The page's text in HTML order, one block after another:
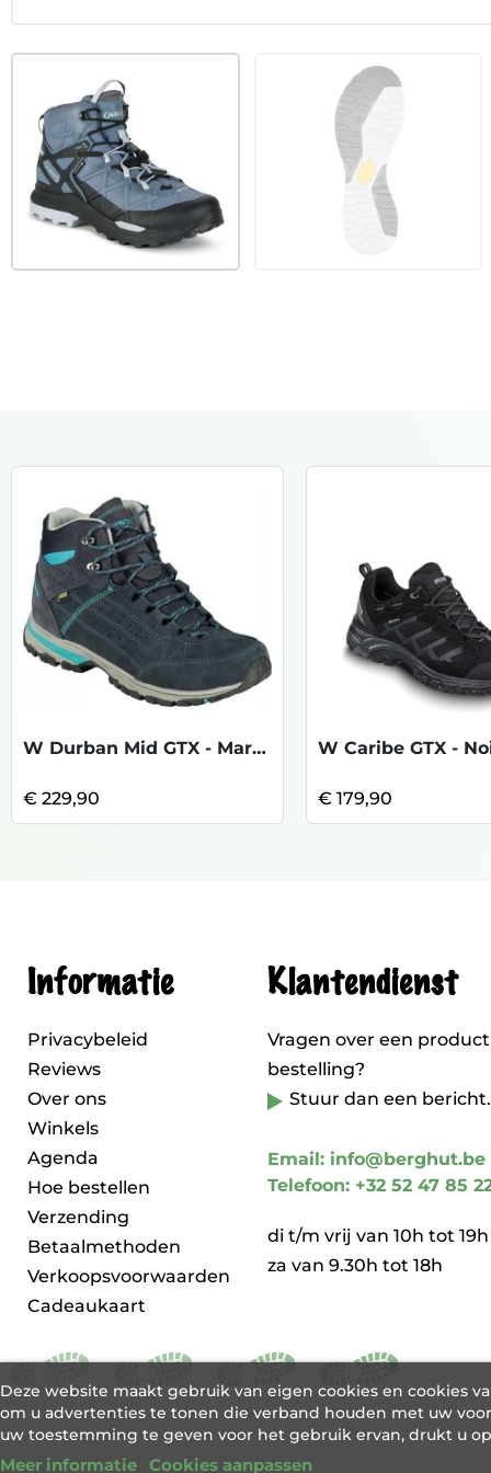
W Durban Mid GTX - Marine -Petrol
€ 229,90
W Caribe GTX -
€ 179,90
Informatie
Privacybeleid
Reviews
Over ons
Winkels
Agenda
Hoe bestellen
Verzending
Betaalmethoden
Verkoopsvoorwaarden
Cadeaukaart
Klantendienst
Vragen over een
bestelling?
Stuur dan een bericht.
Email: info@berghut.be
Telefoon: +32 52 47 85
di t/m vrij van 10h tot 19h
za van 9.30h tot 18h
Deze website maakt gebruik van eigen cookies en cookies
om u advertenties te tonen die verband houden met uw
uw toestemming te geven voor het gebruik ervan, drukt u
Meer informatie Cookies aanpassen